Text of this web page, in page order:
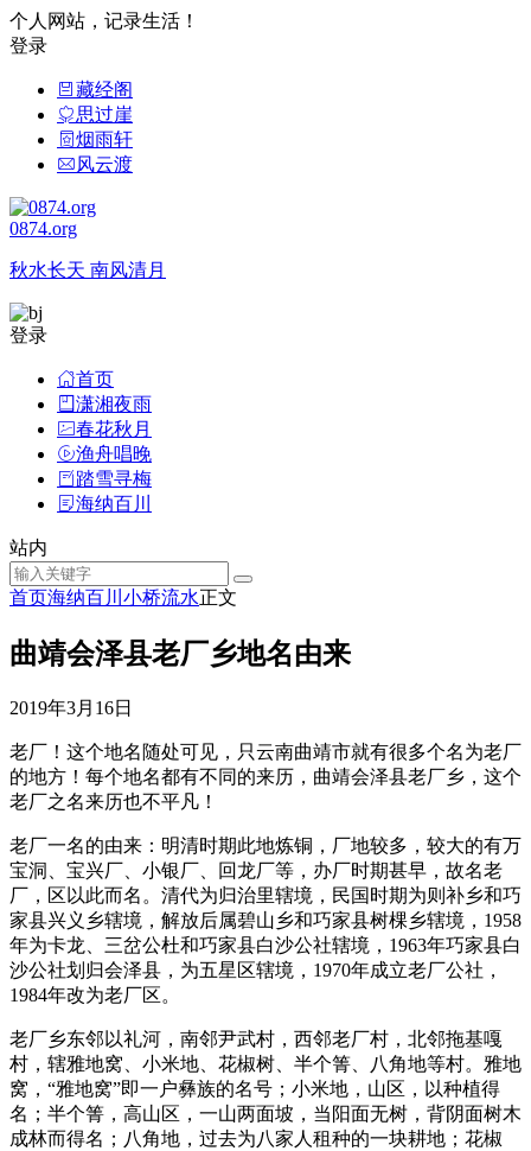
个人网站，记录生活！
登录
藏经阁
思过崖
烟雨轩
风云渡
0874.org
秋水长天 南风清月
登录
首页
潇湘夜雨
春花秋月
渔舟唱晚
踏雪寻梅
海纳百川
站内
首页海纳百川 小桥流水正文
曲靖会泽县老厂乡地名由来
2019年3月16日
老厂！这个地名随处可见，只云南曲靖市就有很多个名为老厂
的地方！每个地名都有不同的来历，曲靖会泽县老厂乡，这个
老厂之名来历也不平凡！
老厂一名的由来：明清时期此地炼铜，厂地较多，较大的有万
宝洞、宝兴厂、小银厂、回龙厂等，办厂时期甚早，故名老
厂，区以此而名。清代为归治里辖境，民国时期为则补乡和巧
家县兴义乡辖境，解放后属碧山乡和巧家县树棵乡辖境，1958
年为卡龙、三岔公杜和巧家县白沙公社辖境，1963年巧家县白
沙公社划归会泽县，为五星区辖境，1970年成立老厂公社，
1984年改为老厂区。
老厂乡东邻以礼河，南邻尹武村，西邻老厂村，北邻拖基嘎
村，辖雅地窝、小米地、花椒树、半个箐、八角地等村。雅地
窝，“雅地窝”即一户彝族的名号；小米地，山区，以种植得
名；半个箐，高山区，一山两面坡，当阳面无树，背阴面树木
成林而得名；八角地，过去为八家人租种的一块耕地；花椒